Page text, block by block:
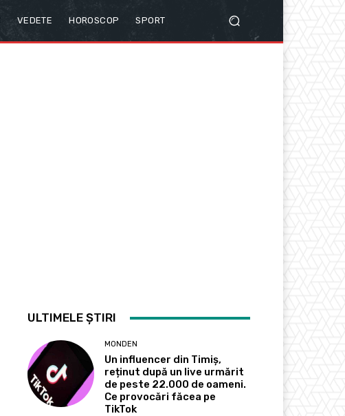
VEDETE HOROSCOP SPORT
ULTIMELE ȘTIRI
MONDEN
Un influencer din Timiș,
reținut după un live urmărit
de peste 22.000 de oameni.
Ce provocări făcea pe
TikTok